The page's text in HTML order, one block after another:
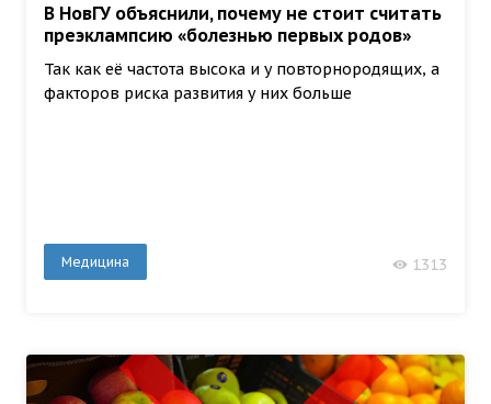
В НовГУ объяснили, почему не стоит считать
преэклампсию «болезнью первых родов»
Так как её частота высока и у повторнородящих, а
факторов риска развития у них больше
Медицина 1313